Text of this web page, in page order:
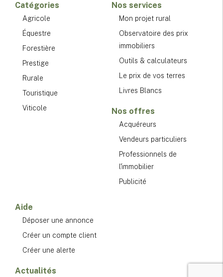
Catégories
Agricole
Équestre
Forestière
Prestige
Rurale
Touristique
Viticole
Nos services
Mon projet rural
Observatoire des prix
immobiliers
Outils & calculateurs
Le prix de vos terres
Livres Blancs
Nos offres
Acquéreurs
Vendeurs particuliers
Professionnels de
l'immobilier
Publicité
Aide
Déposer une annonce
Créer un compte client
Créer une alerte
Actualités